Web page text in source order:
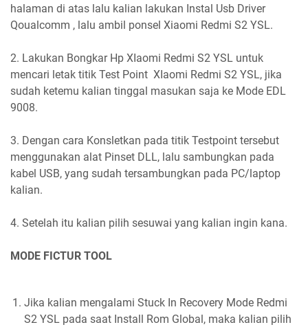
halaman di atas lalu kalian lakukan Instal Usb Driver
Qoualcomm , lalu ambil ponsel Xiaomi Redmi S2 YSL.
2. Lakukan Bongkar Hp XIaomi Redmi S2 YSL untuk
mencari letak titik Test Point XIaomi Redmi S2 YSL, jika
sudah ketemu kalian tinggal masukan saja ke Mode EDL
9008.
3. Dengan cara Konsletkan pada titik Testpoint tersebut
menggunakan alat Pinset DLL, lalu sambungkan pada
kabel USB, yang sudah tersambungkan pada PC/laptop
kalian.
4. Setelah itu kalian pilih sesuwai yang kalian ingin kana.
MODE FICTUR TOOL
Jika kalian mengalami Stuck In Recovery Mode Redmi
S2 YSL pada saat Install Rom Global, maka kalian pilih